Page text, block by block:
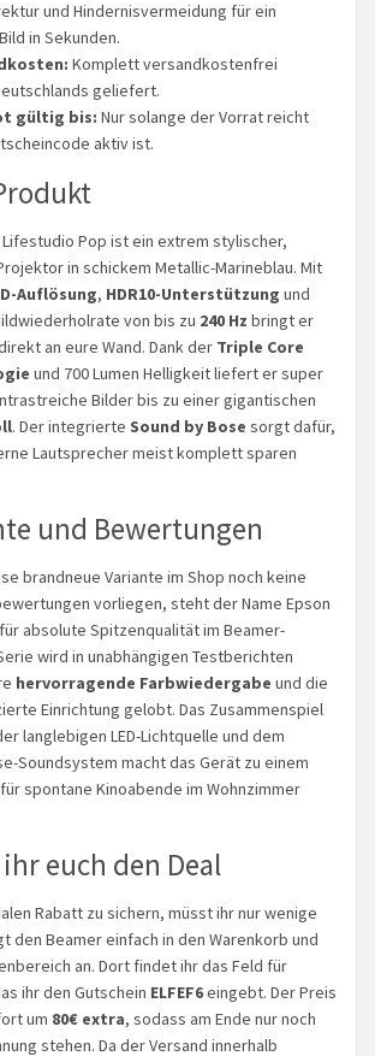
und Hindernisvermeidung für ein
in Sekunden.
Komplett versandkostenfrei
geliefert.
gültig bis: Nur solange der Vorrat reicht
aktiv ist.
Lifestudio Pop ist ein extrem stylischer,
in schickem Metallic-Marineblau. Mit
Auflösung, HDR10-Unterstützung und
von bis zu 240 Hz bringt er
an eure Wand. Dank der Triple Core
und 700 Lumen Helligkeit liefert er super
Bilder bis zu einer gigantischen
. Der integrierte Sound by Bose sorgt dafür,
Lautsprecher meist komplett sparen
und Bewertungen
brandneue Variante im Shop noch keine
vorliegen, steht der Name Epson
absolute Spitzenqualität im Beamer-
wird in unabhängigen Testberichten
hervorragende Farbwiedergabe und die
Einrichtung gelobt. Das Zusammenspiel
langlebigen LED-Lichtquelle und dem
Soundsystem macht das Gerät zu einem
spontane Kinoabende im Wohnzimmer
euch den Deal
Rabatt zu sichern, müsst ihr nur wenige
den Beamer einfach in den Warenkorb und
an. Dort findet ihr das Feld für
ihr den Gutschein ELFEF6eingebt. Der Preis
um 80€ extra, sodass am Ende nur noch
stehen. Da der Versand innerhalb